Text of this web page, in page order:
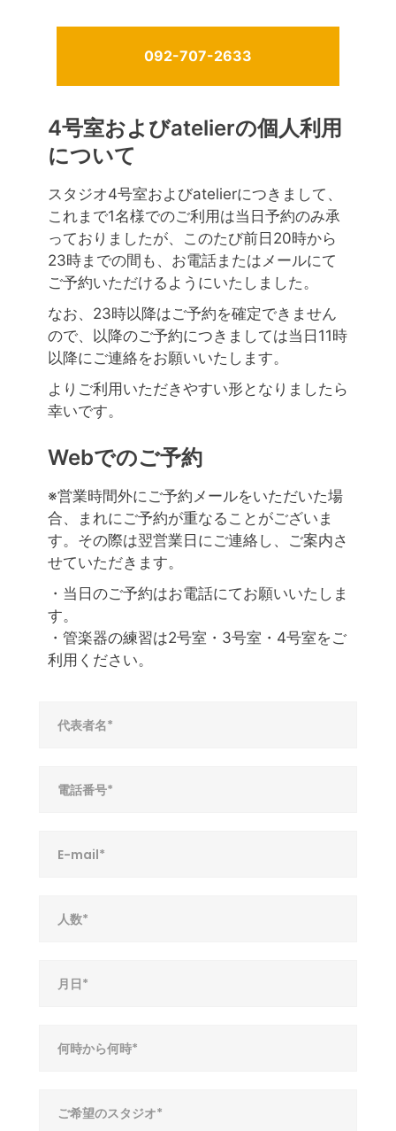
092-707-2633
4号室およびatelierの個人利用
について
スタジオ4号室およびatelierにつきまして、
これまで1名様でのご利用は当日予約のみ承
っておりましたが、このたび前日20時から
23時までの間も、お電話またはメールにて
ご予約いただけるようにいたしました。
なお、23時以降はご予約を確定できません
ので、以降のご予約につきましては当日11時
以降にご連絡をお願いいたします。
よりご利用いただきやすい形となりましたら
幸いです。
Webでのご予約
※営業時間外にご予約メールをいただいた場
合、まれにご予約が重なることがございま
す。その際は翌営業日にご連絡し、ご案内さ
せていただきます。
・当日のご予約はお電話にてお願いいたしま
す。
・管楽器の練習は2号室・3号室・4号室をご
利用ください。